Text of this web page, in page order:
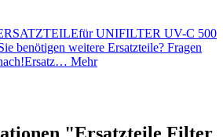
UNIFILTER UV-C 500
benötigen weitere Ersatzteile? Fragen
Mehr